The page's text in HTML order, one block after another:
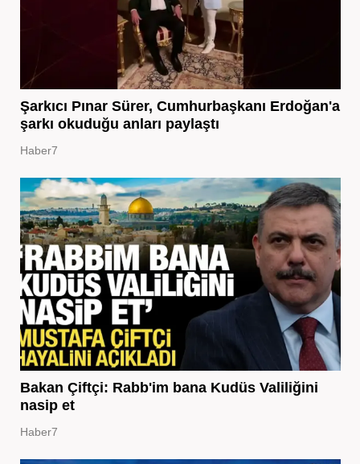
Şarkıcı Pınar Sürer, Cumhurbaşkanı Erdoğan'a
şarkı okuduğu anları paylaştı
Haber7
Bakan Çiftçi: Rabb'im bana Kudüs Valiliğini
nasip et
Haber7